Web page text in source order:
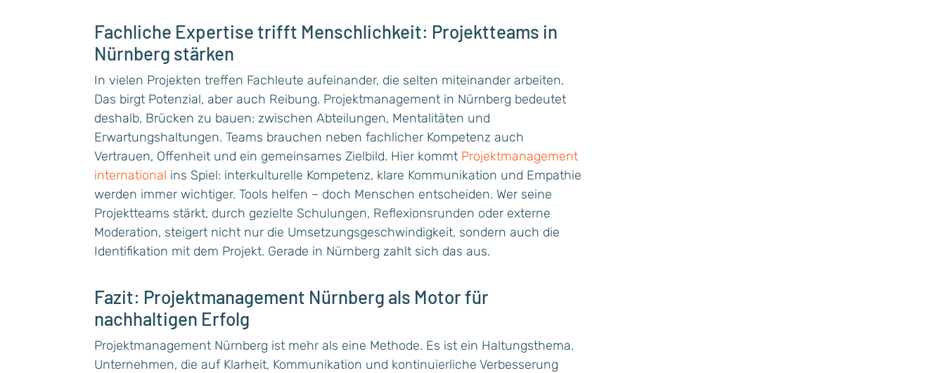
Fachliche Expertise trifft Menschlichkeit: Projektteams in
Nürnberg stärken
In vielen Projekten treffen Fachleute aufeinander, die selten miteinander arbeiten.
Das birgt Potenzial, aber auch Reibung. Projektmanagement in Nürnberg bedeutet
deshalb, Brücken zu bauen: zwischen Abteilungen, Mentalitäten und
Erwartungshaltungen. Teams brauchen neben fachlicher Kompetenz auch
Vertrauen, Offenheit und ein gemeinsames Zielbild. Hier kommt Projektmanagement
international ins Spiel: interkulturelle Kompetenz, klare Kommunikation und Empathie
werden immer wichtiger. Tools helfen – doch Menschen entscheiden. Wer seine
Projektteams stärkt, durch gezielte Schulungen, Reflexionsrunden oder externe
Moderation, steigert nicht nur die Umsetzungsgeschwindigkeit, sondern auch die
Identifikation mit dem Projekt. Gerade in Nürnberg zahlt sich das aus.
Fazit: Projektmanagement Nürnberg als Motor für
nachhaltigen Erfolg
Projektmanagement Nürnberg ist mehr als eine Methode. Es ist ein Haltungsthema.
Unternehmen, die auf Klarheit, Kommunikation und kontinuierliche Verbesserung